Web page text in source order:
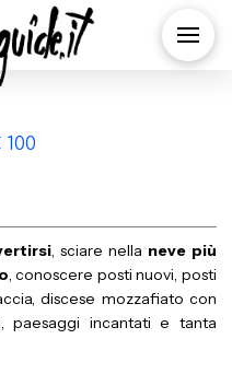
– 5
, sciare nella neve più
, conoscere posti nuovi, posti
discese mozzafiato con
paesaggi incantati e tanta